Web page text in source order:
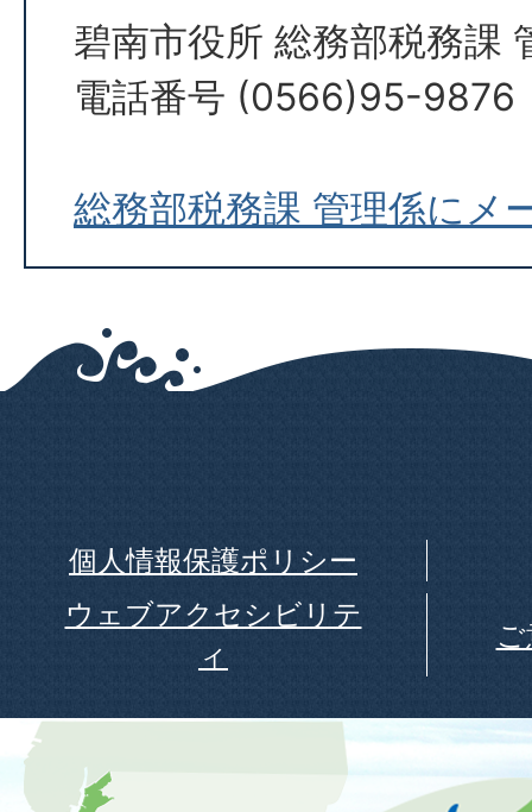
碧南市役所 総務部税務課
電話番号 (0566)95-9876
総務部税務課 管理係にメ
個人情報保護ポリシー
ウェブアクセシビリテ
ィ